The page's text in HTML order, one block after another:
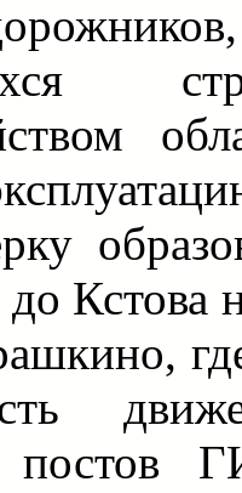
до Кстова
постов